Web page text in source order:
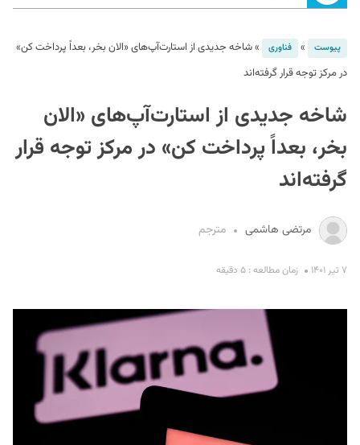
پیوست » فناوری »شاخه جدیدی از استارت‌آپ‌های «الان بخر، بعداً پرداخت کن»
در مرکز توجه قرار گرفته‌اند
شاخه جدیدی از استارت‌آپ‌های «الان
بخر، بعداً پرداخت کن» در مرکز توجه قرار
گرفته‌اند
مرتضی هاشمی مترجم
۷ تیر ۱۴۰۱ زمان مطالعه : ۵ دقیقه